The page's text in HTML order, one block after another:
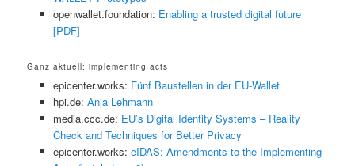
openwallet.foundation: Enabling a trusted digital future
[PDF]
Ganz aktuell: implementing acts
epicenter.works: Fünf Baustellen in der EU-Wallet
hpi.de: Anja Lehmann
media.ccc.de: EU’s Digital Identity Systems – Reality
Check and Techniques for Better Privacy
epicenter.works: eIDAS: Amendments to the Implementing